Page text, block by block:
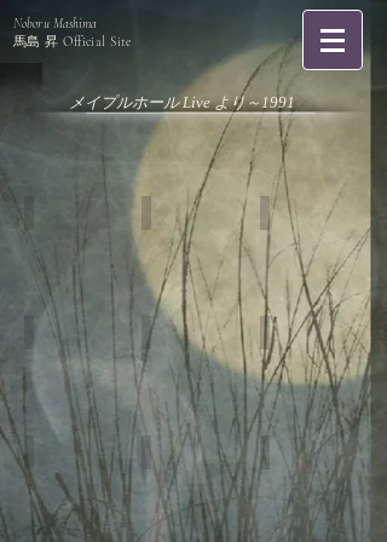
Noboru Mashima
馬島 昇 Official Site
メイプルホール Live より～1991
maple-2 maple-3
maple-4 maple-5 maple-6
maple-8 maple-10